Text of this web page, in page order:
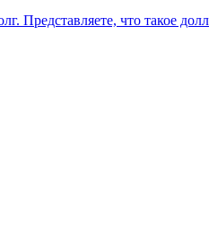
Представляете, что такое